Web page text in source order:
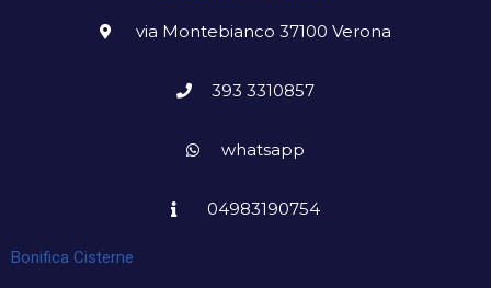
via Montebianco 37100 Verona
393 3310857
whatsapp
04983190754
Bonifica Cisterne